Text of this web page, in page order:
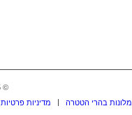
© Copyright 2017-2025 סלובקיה - האתר הרשמי בעברית -
מדיניות פרטיות מלונות בהרי הטטרה